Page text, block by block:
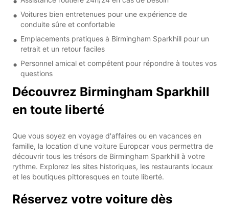
Voitures bien entretenues pour une expérience de
conduite sûre et confortable
Emplacements pratiques à Birmingham Sparkhill pour un
retrait et un retour faciles
Personnel amical et compétent pour répondre à toutes vos
questions
Découvrez Birmingham Sparkhill
en toute liberté
Que vous soyez en voyage d'affaires ou en vacances en
famille, la location d'une voiture Europcar vous permettra de
découvrir tous les trésors de Birmingham Sparkhill à votre
rythme. Explorez les sites historiques, les restaurants locaux
et les boutiques pittoresques en toute liberté.
Réservez votre voiture dès